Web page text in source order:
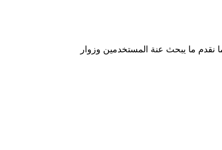
نقدم ما يبحث عنة المستخدمين وزوار